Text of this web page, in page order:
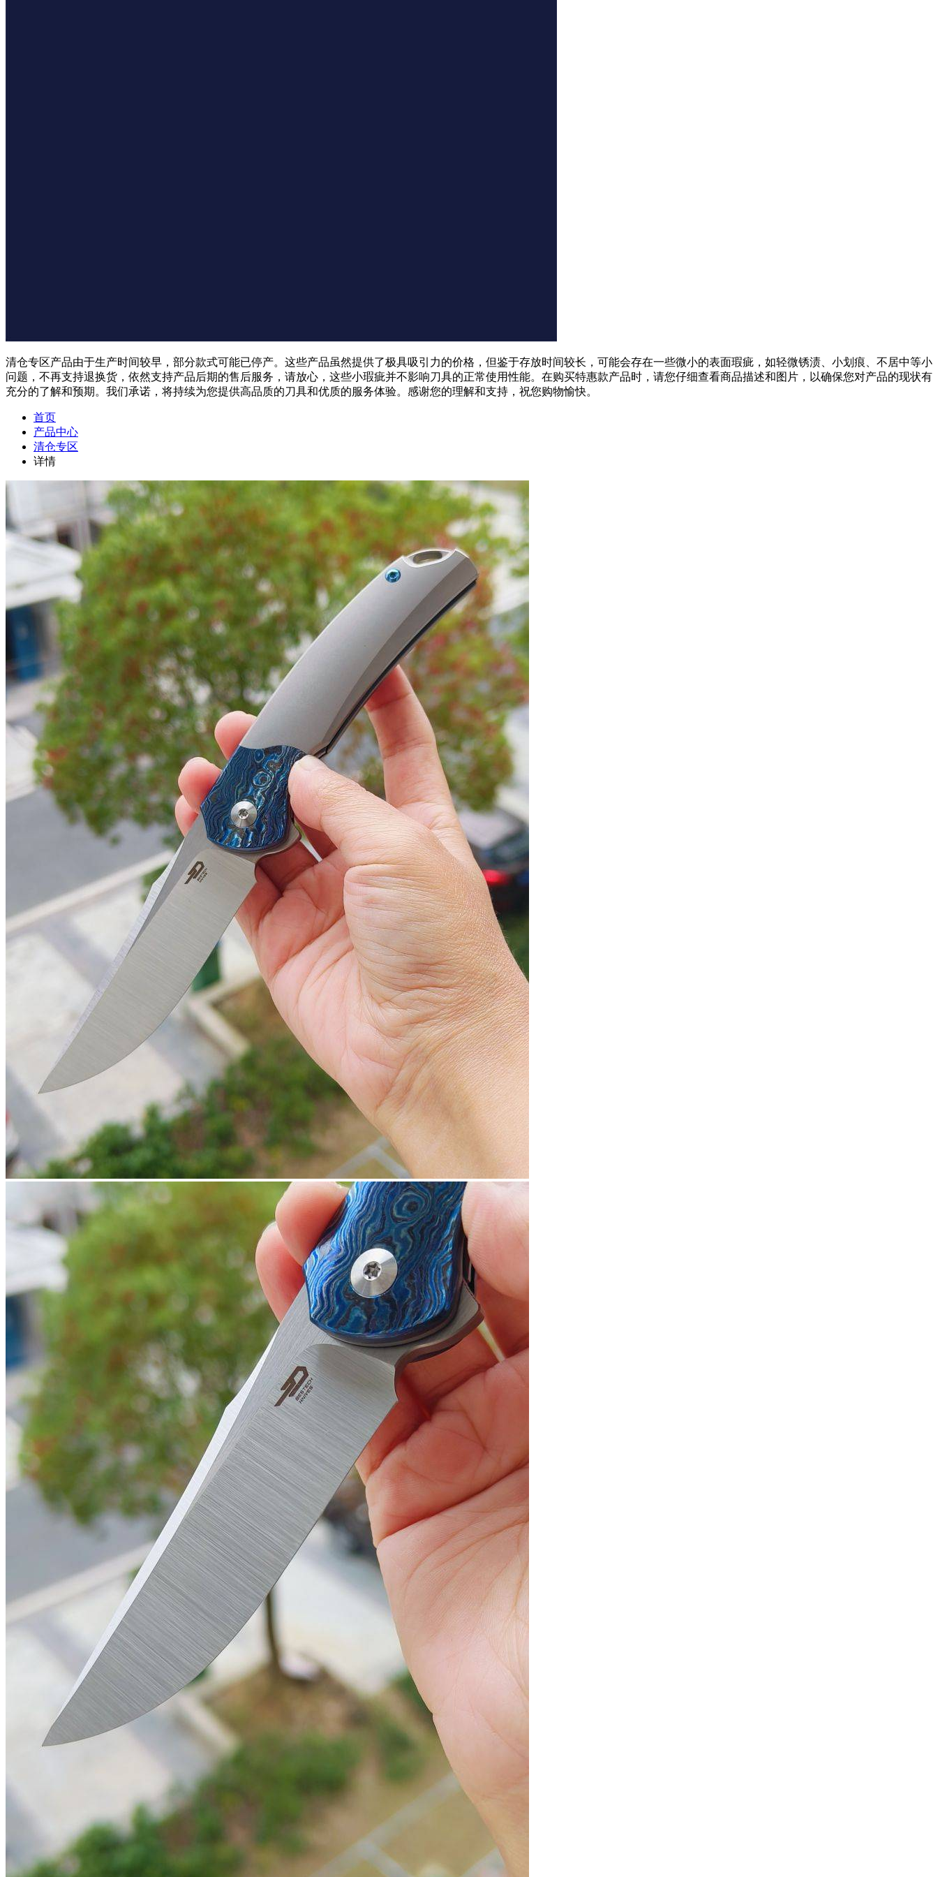
清仓专区产品由于生产时间较早，部分款式可能已停产。这些产品虽然提供了极具吸引力的价格，但鉴于存放时间较长，可能会存在一些微小的表面瑕疵，如轻微锈渍、小划痕、不居中等小
问题，不再支持退换货，依然支持产品后期的售后服务，请放心，这些小瑕疵并不影响刀具的正常使用性能。在购买特惠款产品时，请您仔细查看商品描述和图片，以确保您对产品的现状有
充分的了解和预期。我们承诺，将持续为您提供高品质的刀具和优质的服务体验。感谢您的理解和支持，祝您购物愉快。
首页
产品中心
清仓专区
详情